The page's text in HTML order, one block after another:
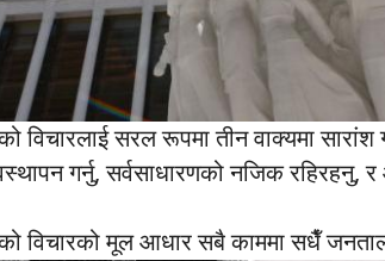
विचारलाई सरल रूपमा तीन वाक्यमा
गर्नु, सर्वसाधारणको नजिक रहिरहनु,
विचारको मूल आधार सबै काममा सधैँ